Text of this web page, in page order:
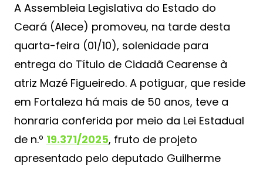
A Assembleia Legislativa do Estado do
Ceará (Alece) promoveu, na tarde desta
quarta-feira (01/10), solenidade para
entrega do Título de Cidadã Cearense à
atriz Mazé Figueiredo. A potiguar, que reside
em Fortaleza há mais de 50 anos, teve a
honraria conferida por meio da Lei Estadual
de n.º 19.371/2025, fruto de projeto
apresentado pelo deputado Guilherme